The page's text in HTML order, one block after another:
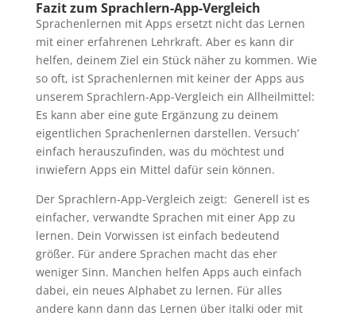
Fazit zum Sprachlern-App-Vergleich
Sprachenlernen mit Apps ersetzt nicht das Lernen
mit einer erfahrenen Lehrkraft. Aber es kann dir
helfen, deinem Ziel ein Stück näher zu kommen. Wie
so oft, ist Sprachenlernen mit keiner der Apps aus
unserem Sprachlern-App-Vergleich ein Allheilmittel:
Es kann aber eine gute Ergänzung zu deinem
eigentlichen Sprachenlernen darstellen. Versuch’
einfach herauszufinden, was du möchtest und
inwiefern Apps ein Mittel dafür sein können.
Der Sprachlern-App-Vergleich zeigt: Generell ist es
einfacher, verwandte Sprachen mit einer App zu
lernen. Dein Vorwissen ist einfach bedeutend
größer. Für andere Sprachen macht das eher
weniger Sinn. Manchen helfen Apps auch einfach
dabei, ein neues Alphabet zu lernen. Für alles
andere kann dann das Lernen über italki oder mit